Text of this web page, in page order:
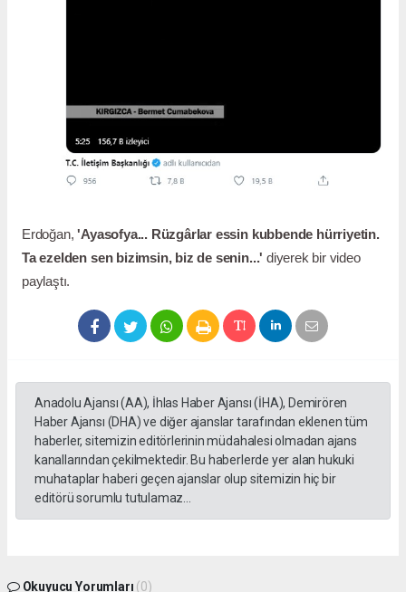
Erdoğan,'Ayasofya... Rüzgârlar essin kubbende hürriyetin.
Ta ezelden sen bizimsin, biz de senin...' diyerek bir video
paylaştı.
Anadolu Ajansı (AA), İhlas Haber Ajansı (İHA), Demirören
Haber Ajansı (DHA) ve diğer ajanslar tarafından eklenen tüm
haberler, sitemizin editörlerinin müdahalesi olmadan ajans
kanallarından çekilmektedir. Bu haberlerde yer alan hukuki
muhataplar haberi geçen ajanslar olup sitemizin hiç bir
editörü sorumlu tutulamaz...
Okuyucu Yorumları (0)